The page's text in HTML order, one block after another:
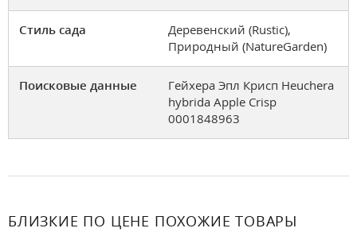
Стиль сада
Деревенский (Rustic),
Природный (NatureGarden)
Поисковые данные
Гейхера Эпл Крисп Heuchera
hybrida Apple Crisp
0001848963
БЛИЗКИЕ ПО ЦЕНЕ ПОХОЖИЕ ТОВАРЫ